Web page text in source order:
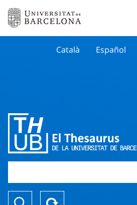
Català Español